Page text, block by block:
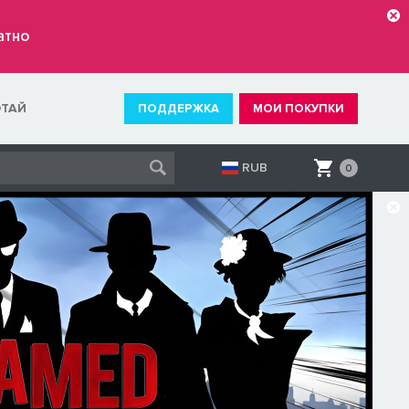
ПОДДЕРЖКА МОИ ПОКУПКИ
RUB 0